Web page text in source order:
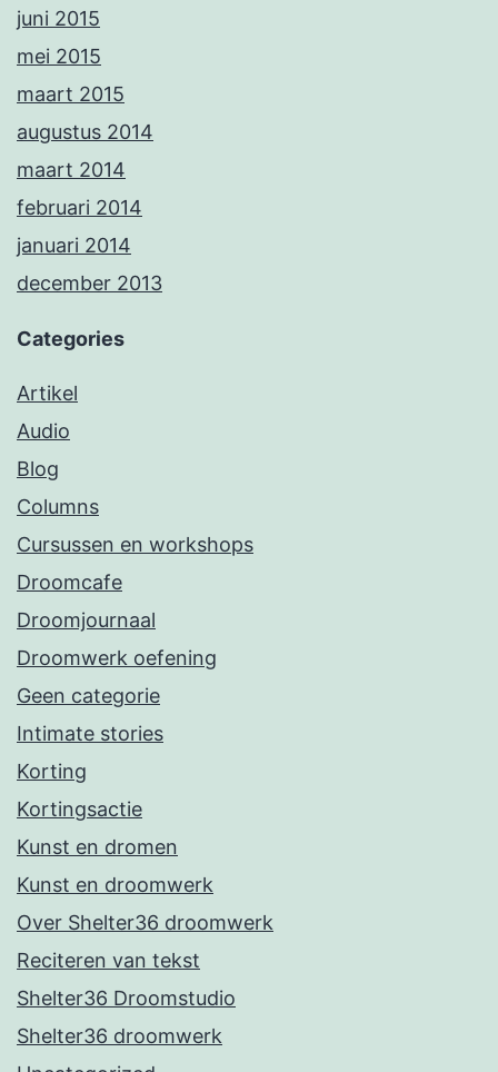
juni 2015
mei 2015
maart 2015
augustus 2014
maart 2014
februari 2014
januari 2014
december 2013
Categories
Artikel
Audio
Blog
Columns
Cursussen en workshops
Droomcafe
Droomjournaal
Droomwerk oefening
Geen categorie
Intimate stories
Korting
Kortingsactie
Kunst en dromen
Kunst en droomwerk
Over Shelter36 droomwerk
Reciteren van tekst
Shelter36 Droomstudio
Shelter36 droomwerk